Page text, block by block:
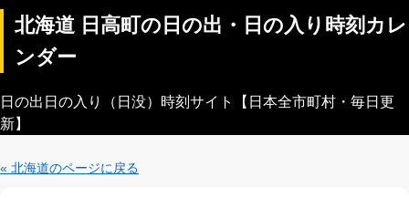
北海道 日高町の日の出・日の入り時刻カレ
ンダー
日の出日の入り（日没）時刻サイト【日本全市町村・毎日更
新】
« 北海道のページに戻る